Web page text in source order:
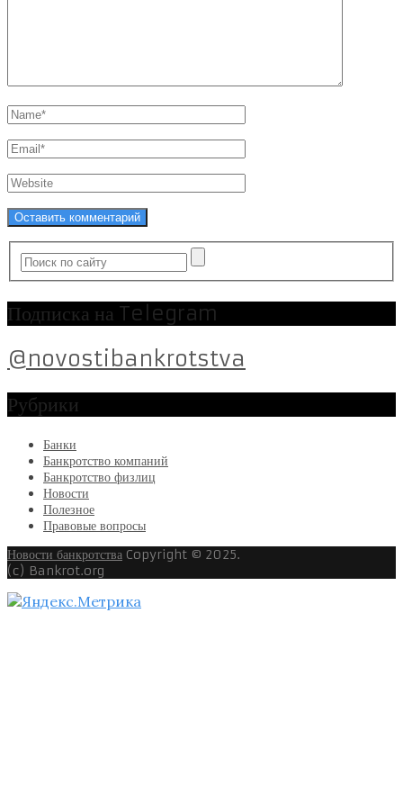
Подписка на Telegram
@novostibankrotstva
Рубрики
Банки
Банкротство компаний
Банкротство физлиц
Новости
Полезное
Правовые вопросы
Новости банкротства Copyright © 2025.
(c) Bankrot.org